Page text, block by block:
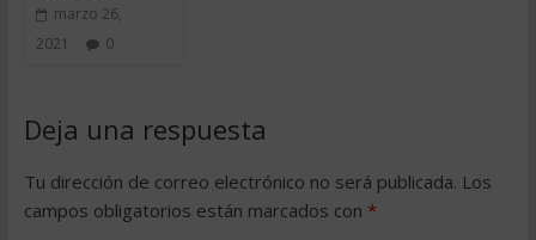
marzo 26,
2021
0
Deja una respuesta
Tu dirección de correo electrónico no será publicada. Los
campos obligatorios están marcados con *